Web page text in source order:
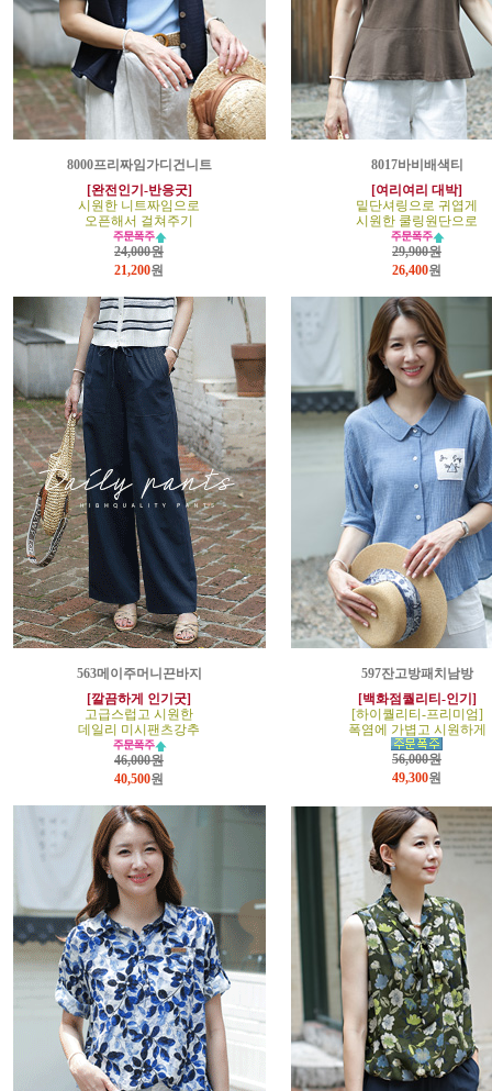
8000프리짜임가디건니트
[완전인기-반응굿]
시원한 니트짜임으로
오픈해서 걸쳐주기
24,000원
21,200원
8017바비배색티
[여리여리 대박]
밑단셔링으로 귀엽게
시원한 쿨링원단으로
29,900원
26,400원
563메이주머니끈바지
[깔끔하게 인기굿]
고급스럽고 시원한
데일리 미시팬츠강추
46,000원
40,500원
597잔고방패치남방
[백화점퀄리티-인기]
[하이퀄리티-프리미엄]
폭염에 가볍고 시원하게
56,000원
49,300원